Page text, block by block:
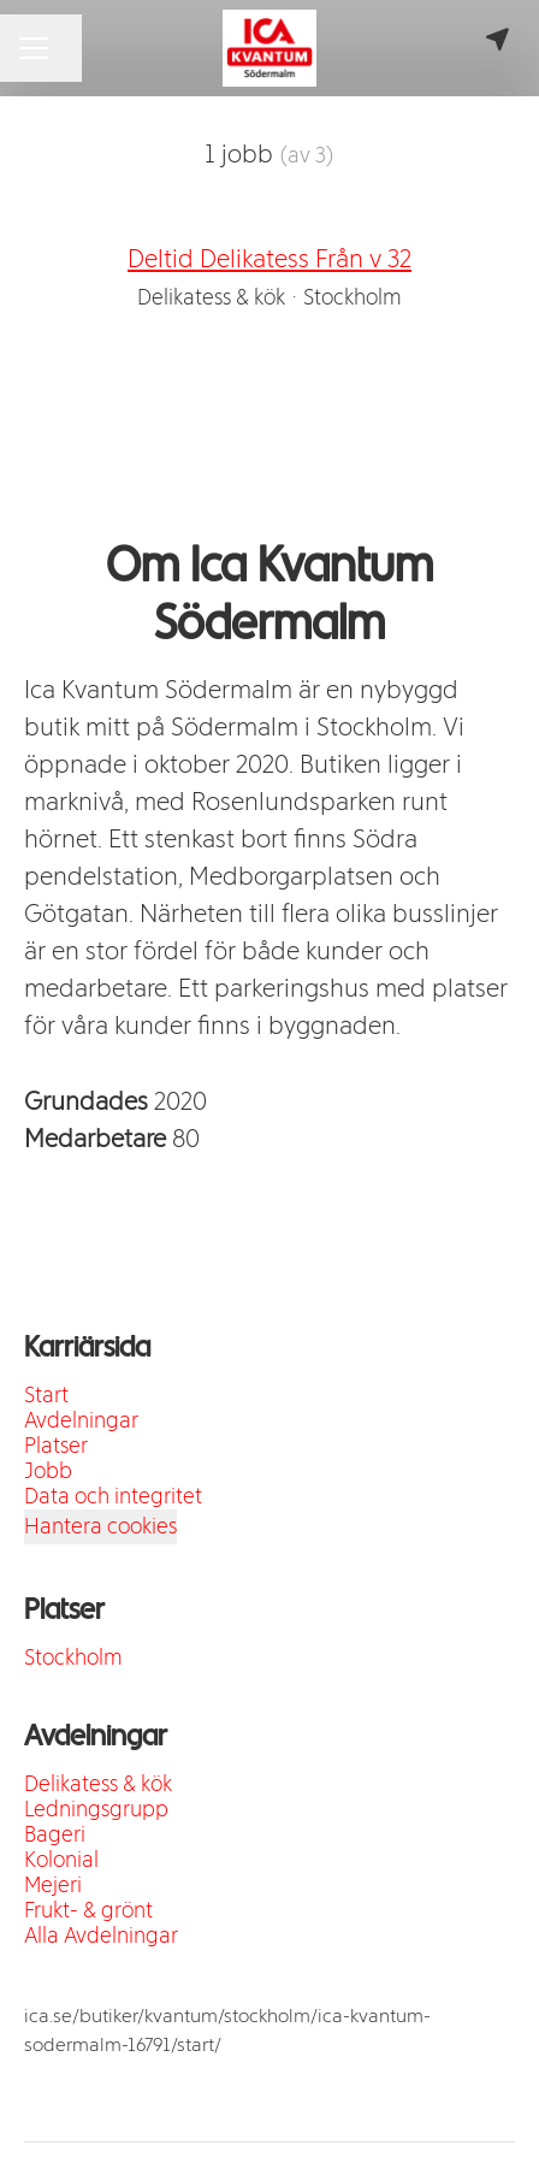
1 jobb (av 3)
Deltid Delikatess Från v 32
Delikatess & kök · Stockholm
Om Ica Kvantum
Södermalm
Ica Kvantum Södermalm är en nybyggd
butik mitt på Södermalm i Stockholm. Vi
öppnade i oktober 2020. Butiken ligger i
marknivå, med Rosenlundsparken runt
hörnet. Ett stenkast bort finns Södra
pendelstation, Medborgarplatsen och
Götgatan. Närheten till flera olika busslinjer
är en stor fördel för både kunder och
medarbetare. Ett parkeringshus med platser
för våra kunder finns i byggnaden.
Grundades 2020
Medarbetare 80
Karriärsida
Start
Avdelningar
Platser
Jobb
Data och integritet
Hantera cookies
Platser
Stockholm
Avdelningar
Delikatess & kök
Ledningsgrupp
Bageri
Kolonial
Mejeri
Frukt- & grönt
Alla Avdelningar
ica.se/butiker/kvantum/stockholm/ica-kvantum-
sodermalm-16791/start/